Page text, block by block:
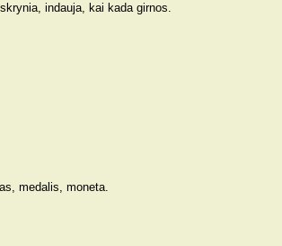
indauja, kai kada girnos.
medalis, moneta.